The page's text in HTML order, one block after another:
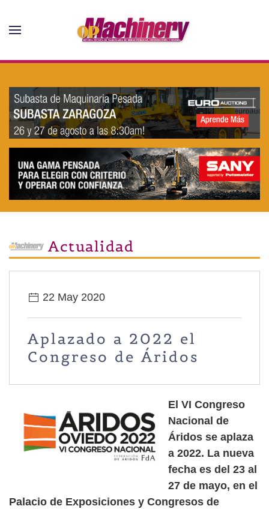
Skip to main content
Actualidad
22 May 2020
Aplazado a 2022 el
Congreso de Áridos
El VI Congreso
Nacional de
Áridos se aplaza
a 2022. La nueva
fecha es del 23 al
27 de mayo, en el
Palacio de Exposiciones y Congresos de